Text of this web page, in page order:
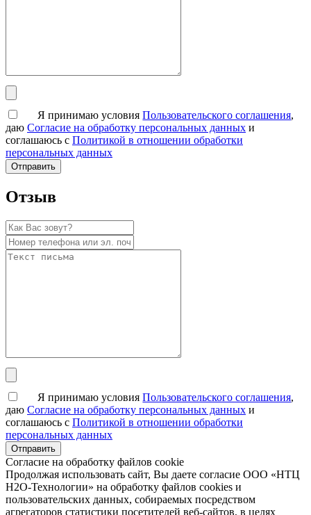
Я принимаю условияПользовательского соглашения,
даю Согласие на обработку персональных данных и
соглашаюсь с Политикой в отношении обработки
персональных данных
Отзыв
Я принимаю условияПользовательского соглашения,
даю Согласие на обработку персональных данных и
соглашаюсь с Политикой в отношении обработки
персональных данных
Согласие на обработку файлов cookie
Продолжая использовать сайт, Вы даете согласие ООО «НТЦ
Н2О-Технологии» на обработку файлов cookies и
пользовательских данных, собираемых посредством
агрегаторов статистики посетителей веб-сайтов, в целях